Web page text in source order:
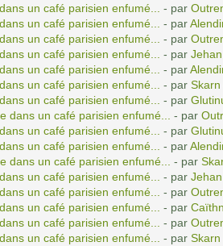
un café parisien enfumé...
- par
un café parisien enfumé...
- par
un café parisien enfumé...
- par
un café parisien enfumé...
- par Jehan
un café parisien enfumé...
- par
un café parisien enfumé...
- par Skarn
un café parisien enfumé...
- par
dans un café parisien enfumé...
- par
un café parisien enfumé...
- par
un café parisien enfumé...
- par
dans un café parisien enfumé...
- par
un café parisien enfumé...
- par Jehan
un café parisien enfumé...
- par
un café parisien enfumé...
- par
un café parisien enfumé...
- par
un café parisien enfumé...
- par Skarn